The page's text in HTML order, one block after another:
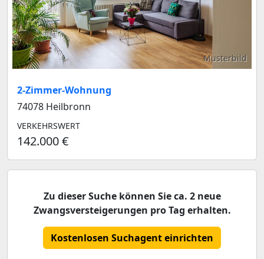
Musterbild
2-Zimmer-Wohnung
74078 Heilbronn
VERKEHRSWERT
142.000 €
Zu dieser Suche können Sie ca. 2 neue
Zwangsversteigerungen pro Tag erhalten.
Kostenlosen Suchagent einrichten